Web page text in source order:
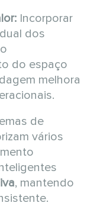
Incorporar
dos
do espaço
melhora
de
vários
, mantendo